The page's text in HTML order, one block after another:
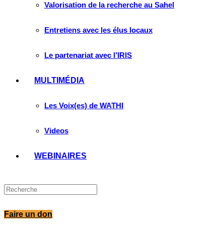
Valorisation de la recherche au Sahel
Entretiens avec les élus locaux
Le partenariat avec l’IRIS
MULTIMÉDIA
Les Voix(es) de WATHI
Videos
WEBINAIRES
Faire un don